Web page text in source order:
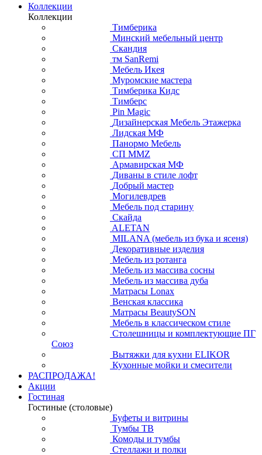
Коллекции
Коллекции
Тимберика
Минский мебельный центр
Скандия
тм SanRemi
Мебель Икея
Муромские мастера
Тимберика Кидс
Тимберс
Pin Magic
Дизайнерская Мебель Этажерка
Лидская МФ
Панормо Мебель
СП ММZ
Армавирская МФ
Диваны в стиле лофт
Добрый мастер
Могилевдрев
Мебель под старину
Скайда
ALETAN
MILANA (мебель из бука и ясеня)
Декоративные изделия
Мебель из ротанга
Мебель из массива сосны
Мебель из массива дуба
Матрасы Lonax
Венская классика
Матрасы BeautySON
Мебель в классическом стиле
Столешницы и комплектующие ПГ
Союз
Вытяжки для кухни ELIKOR
Кухонные мойки и смесители
РАСПРОДАЖА!
Акции
Гостиная
Гостиные (столовые)
Буфеты и витрины
Тумбы ТВ
Комоды и тумбы
Стеллажи и полки